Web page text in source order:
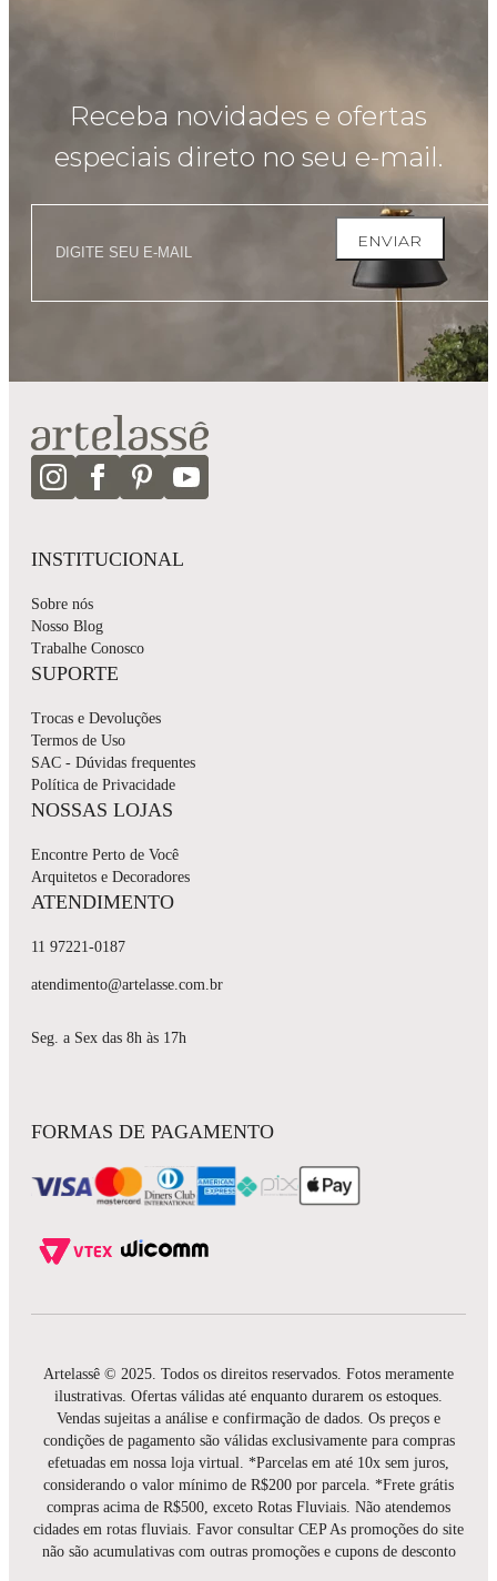
Receba novidades e ofertas
especiais direto no seu e-mail.
ENVIAR
INSTITUCIONAL
Sobre nós
Nosso Blog
Trabalhe Conosco
SUPORTE
Trocas e Devoluções
Termos de Uso
SAC - Dúvidas frequentes
Política de Privacidade
NOSSAS LOJAS
Encontre Perto de Você
Arquitetos e Decoradores
ATENDIMENTO
11 97221-0187
atendimento@artelasse.com.br
Seg. a Sex das 8h às 17h
FORMAS DE PAGAMENTO
Artelassê © 2025. Todos os direitos reservados. Fotos meramente
ilustrativas. Ofertas válidas até enquanto durarem os estoques.
Vendas sujeitas a análise e confirmação de dados. Os preços e
condições de pagamento são válidas exclusivamente para compras
efetuadas em nossa loja virtual. *Parcelas em até 10x sem juros,
considerando o valor mínimo de R$200 por parcela. *Frete grátis
compras acima de R$500, exceto Rotas Fluviais. Não atendemos
cidades em rotas fluviais. Favor consultar CEP As promoções do site
não são acumulativas com outras promoções e cupons de desconto